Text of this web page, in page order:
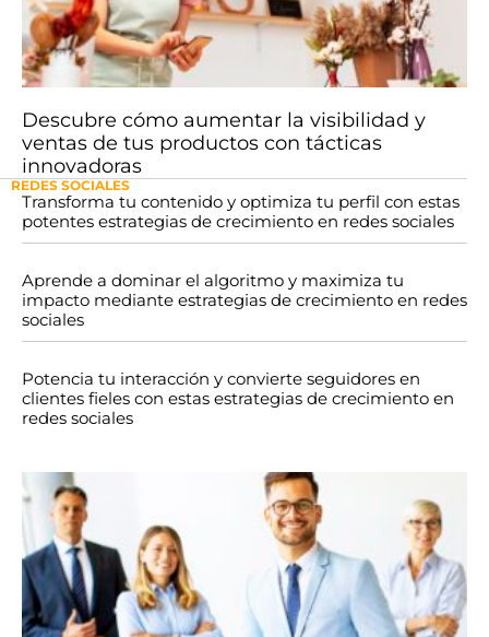
Descubre cómo aumentar la visibilidad y
ventas de tus productos con tácticas
innovadoras
REDES SOCIALES
Transforma tu contenido y optimiza tu perfil con estas
potentes estrategias de crecimiento en redes sociales
Aprende a dominar el algoritmo y maximiza tu
impacto mediante estrategias de crecimiento en redes
sociales
Potencia tu interacción y convierte seguidores en
clientes fieles con estas estrategias de crecimiento en
redes sociales